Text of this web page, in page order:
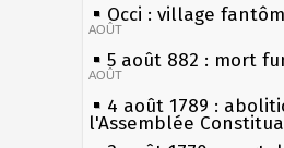
Occi : village
AOÛT
5 août 882 : mort
AOÛT
4 août 1789 :
l'Assemblée